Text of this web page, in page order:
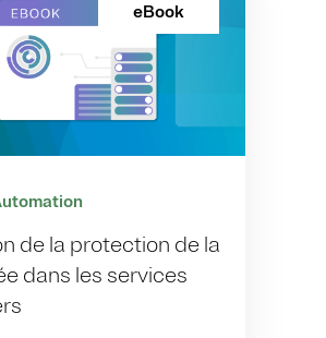
eBook
de la protection de la
dans les services